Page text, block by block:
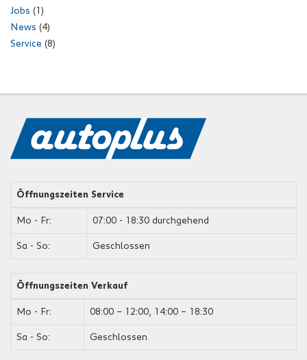
Jobs (1)
News (4)
Service (8)
Öffnungszeiten Service
Mo - Fr: 07:00 - 18:30 durchgehend
Sa - So: Geschlossen
Öffnungszeiten Verkauf
Mo - Fr: 08:00 – 12:00, 14:00 – 18:30
Sa - So: Geschlossen